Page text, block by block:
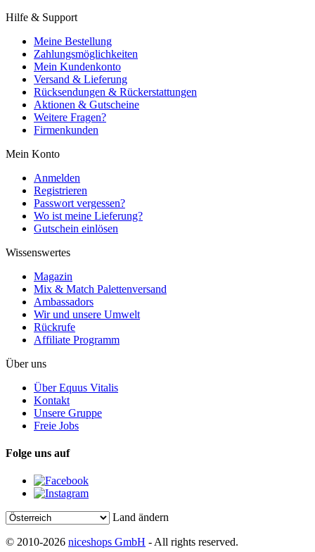
Hilfe & Support
Meine Bestellung
Zahlungsmöglichkeiten
Mein Kundenkonto
Versand & Lieferung
Rücksendungen & Rückerstattungen
Aktionen & Gutscheine
Weitere Fragen?
Firmenkunden
Mein Konto
Anmelden
Registrieren
Passwort vergessen?
Wo ist meine Lieferung?
Gutschein einlösen
Wissenswertes
Magazin
Mix & Match Palettenversand
Ambassadors
Wir und unsere Umwelt
Rückrufe
Affiliate Programm
Über uns
Über Equus Vitalis
Kontakt
Unsere Gruppe
Freie Jobs
Folge uns auf
Land ändern
© 2010-2026 niceshops GmbH - All rights reserved.